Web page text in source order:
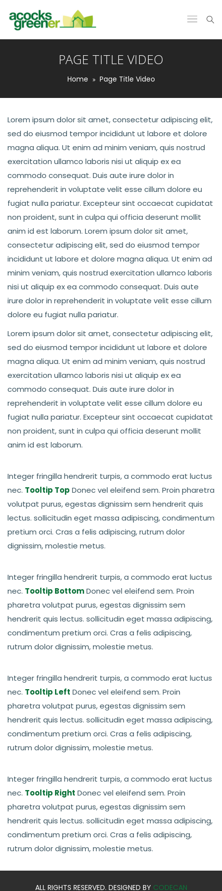
PAGE TITLE VIDEO
Home Page Title Video
Lorem ipsum dolor sit amet, consectetur adipiscing elit,
sed do eiusmod tempor incididunt ut labore et dolore
magna aliqua. Ut enim ad minim veniam, quis nostrud
exercitation ullamco laboris nisi ut aliquip ex ea
commodo consequat. Duis aute irure dolor in
reprehenderit in voluptate velit esse cillum dolore eu
fugiat nulla pariatur. Excepteur sint occaecat cupidatat
non proident, sunt in culpa qui officia deserunt mollit
anim id est laborum. Lorem ipsum dolor sit amet,
consectetur adipiscing elit, sed do eiusmod tempor
incididunt ut labore et dolore magna aliqua. Ut enim ad
minim veniam, quis nostrud exercitation ullamco laboris
nisi ut aliquip ex ea commodo consequat. Duis aute
irure dolor in reprehenderit in voluptate velit esse cillum
dolore eu fugiat nulla pariatur.
Lorem ipsum dolor sit amet, consectetur adipiscing elit,
sed do eiusmod tempor incididunt ut labore et dolore
magna aliqua. Ut enim ad minim veniam, quis nostrud
exercitation ullamco laboris nisi ut aliquip ex ea
commodo consequat. Duis aute irure dolor in
reprehenderit in voluptate velit esse cillum dolore eu
fugiat nulla pariatur. Excepteur sint occaecat cupidatat
non proident, sunt in culpa qui officia deserunt mollit
anim id est laborum.
Integer fringilla hendrerit turpis, a commodo erat luctus
nec. Tooltip Top Donec vel eleifend sem. Proin pharetra
volutpat purus, egestas dignissim sem hendrerit quis
lectus. sollicitudin eget massa adipiscing, condimentum
pretium orci. Cras a felis adipiscing, rutrum dolor
dignissim, molestie metus.
Integer fringilla hendrerit turpis, a commodo erat luctus
nec. Tooltip BottomDonec vel eleifend sem. Proin
pharetra volutpat purus, egestas dignissim sem
hendrerit quis lectus. sollicitudin eget massa adipiscing,
condimentum pretium orci. Cras a felis adipiscing,
rutrum dolor dignissim, molestie metus.
Integer fringilla hendrerit turpis, a commodo erat luctus
nec. Tooltip Left Donec vel eleifend sem. Proin
pharetra volutpat purus, egestas dignissim sem
hendrerit quis lectus. sollicitudin eget massa adipiscing,
condimentum pretium orci. Cras a felis adipiscing,
rutrum dolor dignissim, molestie metus.
Integer fringilla hendrerit turpis, a commodo erat luctus
nec. Tooltip Right Donec vel eleifend sem. Proin
pharetra volutpat purus, egestas dignissim sem
hendrerit quis lectus. sollicitudin eget massa adipiscing,
condimentum pretium orci. Cras a felis adipiscing,
rutrum dolor dignissim, molestie metus.
ALL RIGHTS RESERVED. DESIGNED BY CODECAN